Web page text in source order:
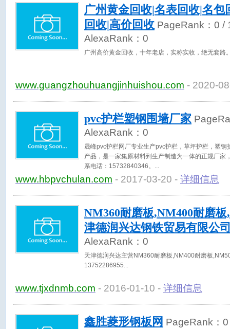
广州黄金回收|名表回收|名包
回收|高价回收 PageRank： 0 /
AlexaRank： 0
广州高价黄金回收，十年老店，实称实收，绝无套路
www.guangzhouhuangjinhuishou.com - 2020-
pvc护栏塑钢围墙厂家
AlexaRank： 0
晟峰pvc护栏网厂专业生产pvc护栏，草坪护栏，塑
产品，是一家集原材料到生产制造为一体的正规厂家
系电话：15732840346。
www.hbpvchulan.com - 2017-03-20 - 详细信息
NM360耐磨板,NM400耐磨
津德润兴达钢铁贸易有限公
AlexaRank： 0
天津德润兴达主营NM360耐磨板,NM400耐磨板
13752286955
www.tjxdnmb.com - 2016-01-10 - 详细信息
鑫胜菱形钢板网 PageRank： 0